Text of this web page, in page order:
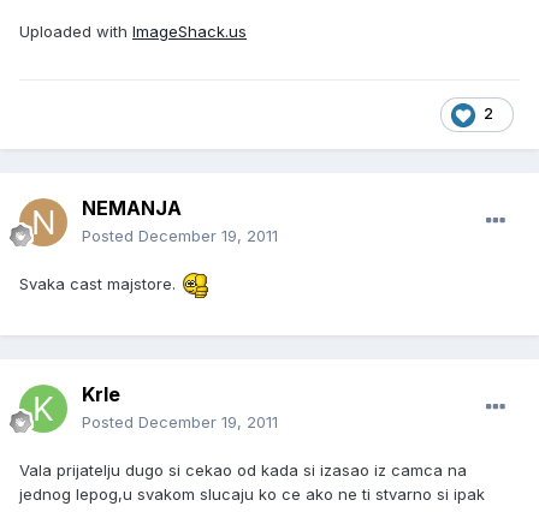
Uploaded with ImageShack.us
2
NEMANJA
Posted December 19, 2011
Svaka cast majstore.
Krle
Posted December 19, 2011
Vala prijatelju dugo si cekao od kada si izasao iz camca na
jednog lepog,u svakom slucaju ko ce ako ne ti stvarno si ipak